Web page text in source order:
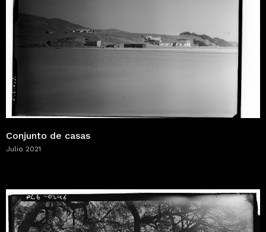
Conjunto de casas
Julio 2021